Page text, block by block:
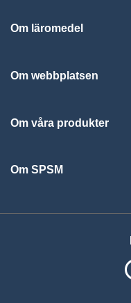
Om läromedel
Om webbplatsen
Om våra produkter
Om SPSM